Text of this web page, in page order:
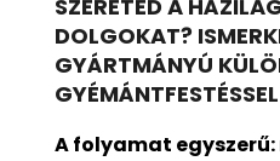
SZERETED A
DOLGOKAT?
GYÁRTMÁNYÚ
A folyamat